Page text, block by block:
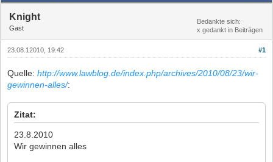
Knight
Gast
Bedankte sich:
x gedankt in Beiträgen
#1
23.08.12010, 19:42
Quelle: http://www.lawblog.de/index.php/archives/2010/08/23/wir-
gewinnen-alles/:
Zitat:
23.8.2010
Wir gewinnen alles